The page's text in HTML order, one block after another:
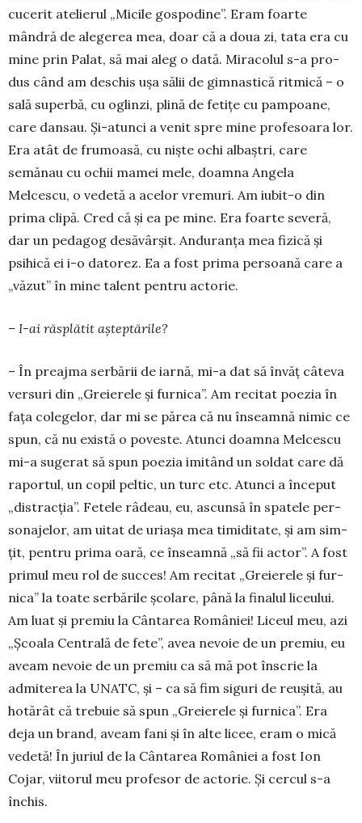
cucerit ate­­lierul „Micile gospodine”. Eram foarte
mândră de alegerea mea, doar că a doua zi, tata era cu
mi­ne prin Palat, să mai aleg o dată. Miracolul s-a pro­
dus când am deschis ușa sălii de gimnastică rit­mică – o
sală superbă, cu oglinzi, plină de fetițe cu pampoane,
care dansau. Și-atunci a venit spre mi­ne profesoara lor.
Era atât de frumoasă, cu niște ochi albaștri, care
semănau cu ochii mamei mele, doam­­na Angela
Melcescu, o vedetă a acelor vre­muri. Am iubit-o din
prima clipă. Cred că și ea pe mi­ne. Era foarte severă,
dar un pe­da­gog desăvârșit. Anduranța mea fi­zi­că și
psihică ei i-o datorez. Ea a fost pri­ma persoană care a
„văzut” în mine ta­lent pentru actorie.
– I-ai răsplătit așteptările?
– În preajma serbării de iarnă, mi-a dat să învăț câteva
versuri din „Gre­ierele și furnica”. Am recitat poezia în
fața colegelor, dar mi se părea că nu în­­seamnă nimic ce
spun, că nu există o poveste. Atunci doamna Melcescu
mi-a sugerat să spun poezia imitând un soldat care dă
raportul, un copil peltic, un turc etc. Atunci a început
„dis­trac­ția”. Fetele râdeau, eu, ascunsă în spa­tele per­
sonajelor, am uitat de uriașa mea timiditate, și am sim­
țit, pentru pri­­­ma oară, ce înseamnă „să fii actor”. A fost
pri­mul meu rol de succes! Am recitat „Greierele și fur­
nica” la toate serbările școlare, până la finalul li­ceului.
Am luat și premiu la Cân­tarea României! Li­ceul meu, azi
„Școala Centrală de fete”, avea ne­voie de un premiu, eu
aveam ne­vo­ie de un premiu ca să mă pot înscrie la
admiterea la UNATC, și – ca să fim siguri de reușită, au
ho­tărât că trebuie să spun „Greierele și furnica”. Era
deja un brand, a­veam fani și în alte licee, eram o mică
vedetă! În ju­riul de la Cântarea României a fost Ion
Cojar, vii­torul meu profesor de actorie. Și cercul s-a
închis.